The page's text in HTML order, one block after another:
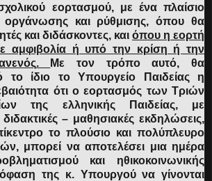
εορτασμού, με ένα πλαίσιο
οργάνωσης και ρύθμισης, όπου θα
και διδάσκοντες, και όπου η εορτή
αμφιβολία ή υπό την κρίση ή την
.
Με τον τρόπο αυτό, θα
το ίδιο το Υπουργείο Παιδείας η
ότι ο εορτασμός των Τριών
της ελληνικής Παιδείας, με
– μαθησιακές εκδηλώσεις,
το πλούσιο και πολύπλευρο
μπορεί να αποτελέσει μια ημέρα
και ηθικοκοινωνικής
της κ. Υπουργού να γίνονται